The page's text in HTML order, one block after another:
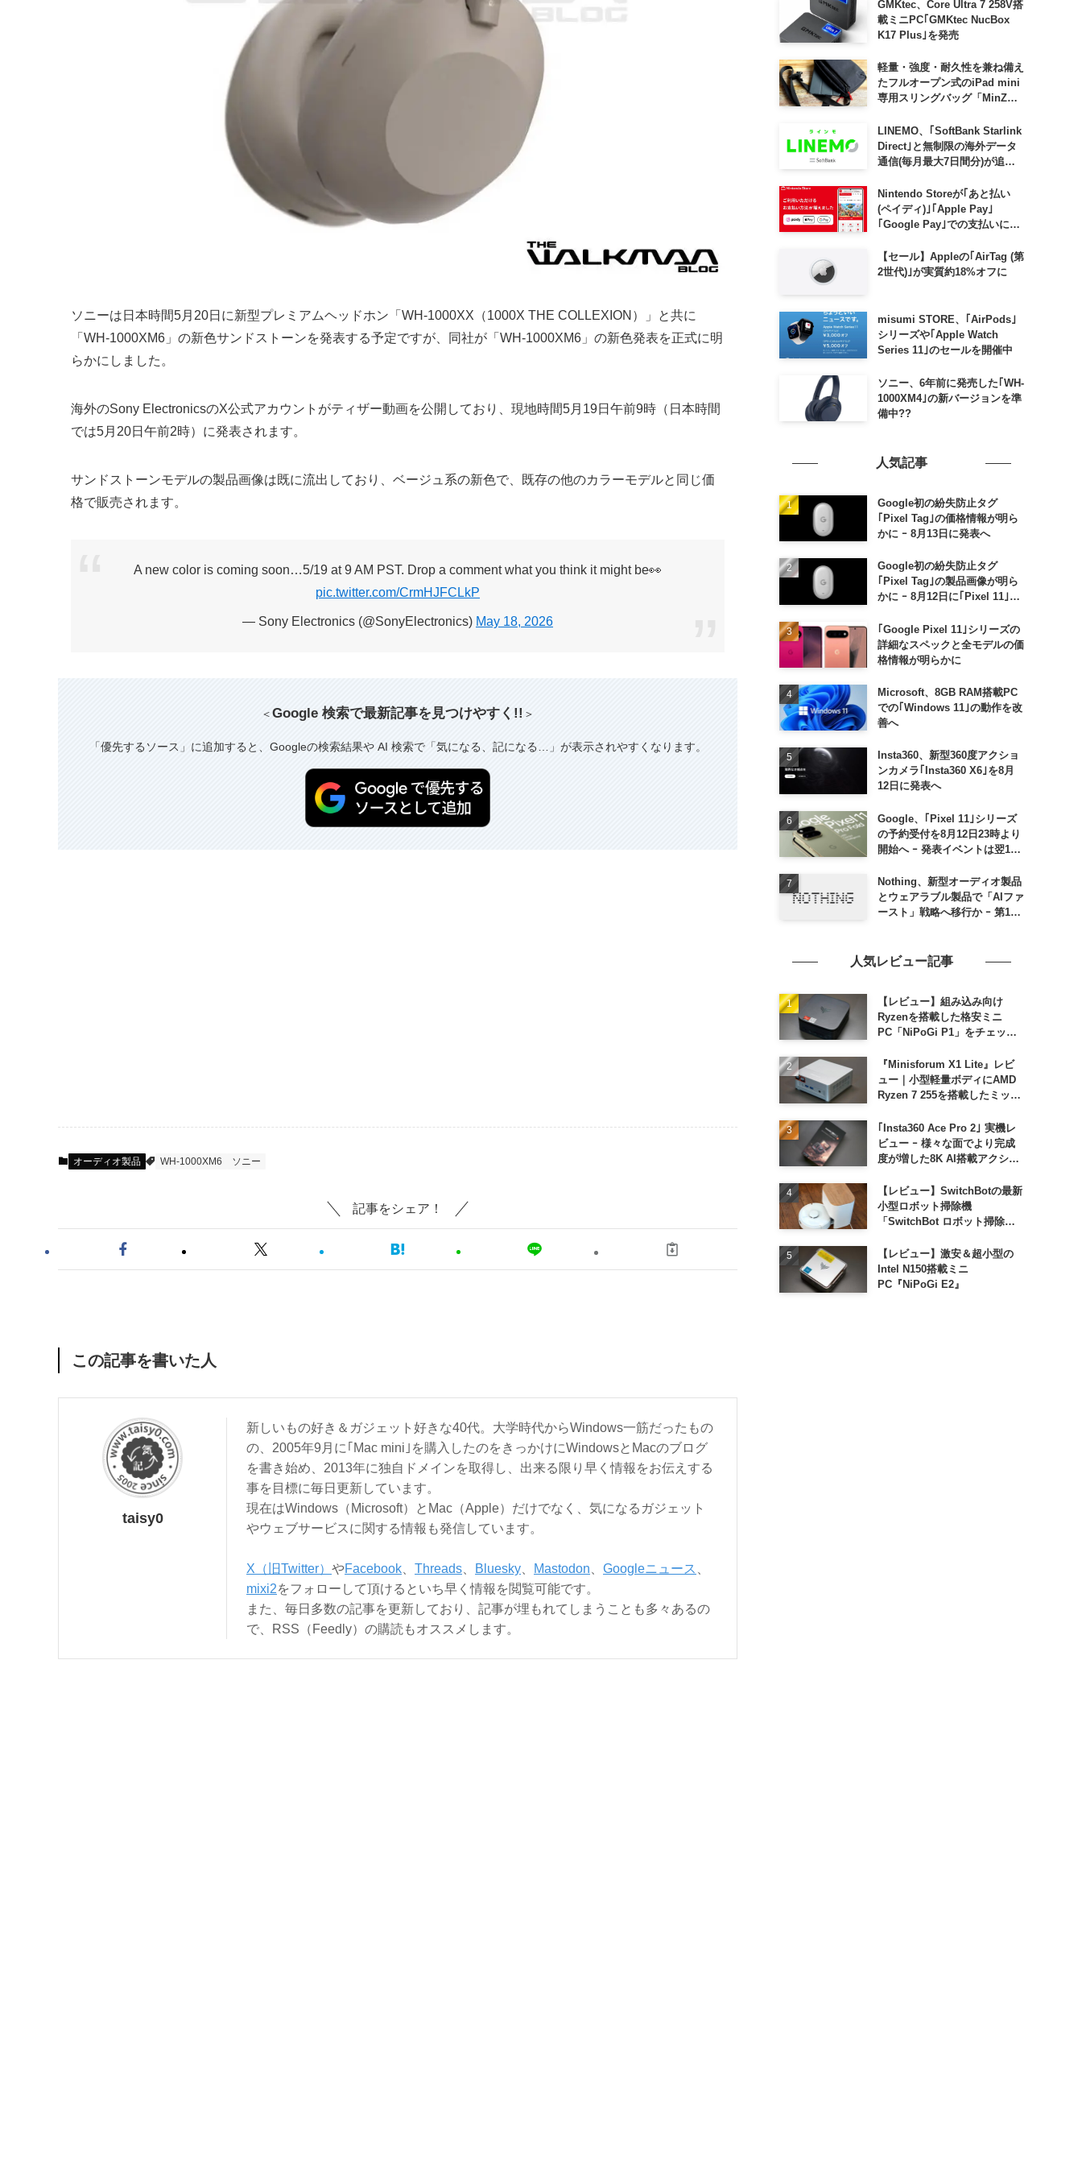
ソニーは日本時間5月20日に新型プレミアムヘッドホン「WH-1000XX（1000X THE COLLEXION）」と共に
「WH-1000XM6」の新色サンドストーンを発表する予定ですが、同社が「WH-1000XM6」の新色発表を正式に明
らかにしました。
海外のSony ElectronicsのX公式アカウントがティザー動画を公開しており、現地時間5月19日午前9時（日本時間
では5月20日午前2時）に発表されます。
サンドストーンモデルの製品画像は既に流出しており、ベージュ系の新色で、既存の他のカラーモデルと同じ価
格で販売されます。
A new color is coming soon…5/19 at 9 AM PST. Drop a comment what you think it might be👀
pic.twitter.com/CrmHJFCLkP
— Sony Electronics (@SonyElectronics) May 18, 2026
＜Google 検索で最新記事を見つけやすく!! ＞
「優先するソース」に追加すると、Googleの検索結果や AI 検索で「気になる、記になる…」が表示されやすくなります。
オーディオ製品 WH-1000XM6 ソニー
記事をシェア！
この記事を書いた人
taisy0
新しいもの好き＆ガジェット好きな40代。大学時代からWindows一筋だったもの
の、2005年9月に｢Mac mini｣を購入したのをきっかけにWindowsとMacのブログ
を書き始め、2013年に独自ドメインを取得し、出来る限り早く情報をお伝えする
事を目標に毎日更新しています。
現在はWindows（Microsoft）とMac（Apple）だけでなく、気になるガジェット
やウェブサービスに関する情報も発信しています。
X（旧Twitter） やFacebook Threads Bluesky Mastodon Googleニュース
mixi2をフォローして頂けるといち早く情報を閲覧可能です。
また、毎日多数の記事を更新しており、記事が埋もれてしまうことも多々あるの
で、RSS（Feedly）の購読もオススメします。
GMKtec、Core Ultra 7 258V搭
載ミニPC｢GMKtec NucBox
K17 Plus｣を発売
軽量・強度・耐久性を兼ね備え
たフルオープン式のiPad mini
専用スリングバッグ「MinZ
発売
LINEMO、｢SoftBank Starlink
Direct｣と無制限の海外データ
通信(毎月最大7日間分)が追加
Nintendo Storeが｢あと払い
(ペイディ)｣｢Apple Pay｣
｢Google Pay｣での支払いに対
【セール】Appleの｢AirTag (第
2世代)｣が実質約18%オフに
misumi STORE、｢AirPods｣
シリーズや｢Apple Watch
Series 11｣のセールを開催中
ソニー、6年前に発売した｢WH-
1000XM4｣の新バージョンを準
備中??
人気記事
Google初の紛失防止タグ
｢Pixel Tag｣の価格情報が明ら
かに ｰ 8月13日に発表へ
Google初の紛失防止タグ
｢Pixel Tag｣の製品画像が明ら
かに ｰ 8月12日に｢Pixel 11｣な
｢Google Pixel 11｣シリーズの
詳細なスペックと全モデルの価
格情報が明らかに
Microsoft、8GB RAM搭載PC
での｢Windows 11｣の動作を改
善へ
Insta360、新型360度アクショ
ンカメラ｢Insta360 X6｣を8月
12日に発表へ
Google、｢Pixel 11｣シリーズ
の予約受付を8月12日23時より
開始へ ｰ 発表イベントは翌13
Nothing、新型オーディオ製品
とウェアラブル製品で「AIファ
ースト」戦略へ移行か ｰ 第1弾
人気レビュー記事
【レビュー】組み込み向け
Ryzenを搭載した格安ミニ
PC「NiPoGi P1」をチェック
高性能
『Minisforum X1 Lite』レビ
ュー｜小型軽量ボディにAMD
Ryzen 7 255を搭載したミッド
｢Insta360 Ace Pro 2｣ 実機レ
ビュー ｰ 様々な面でより完成
度が増した8K AI搭載アクショ
【レビュー】SwitchBotの最新
小型ロボット掃除機
「SwitchBot ロボット掃除機
【レビュー】激安＆超小型の
Intel N150搭載ミニ
PC『NiPoGi E2』